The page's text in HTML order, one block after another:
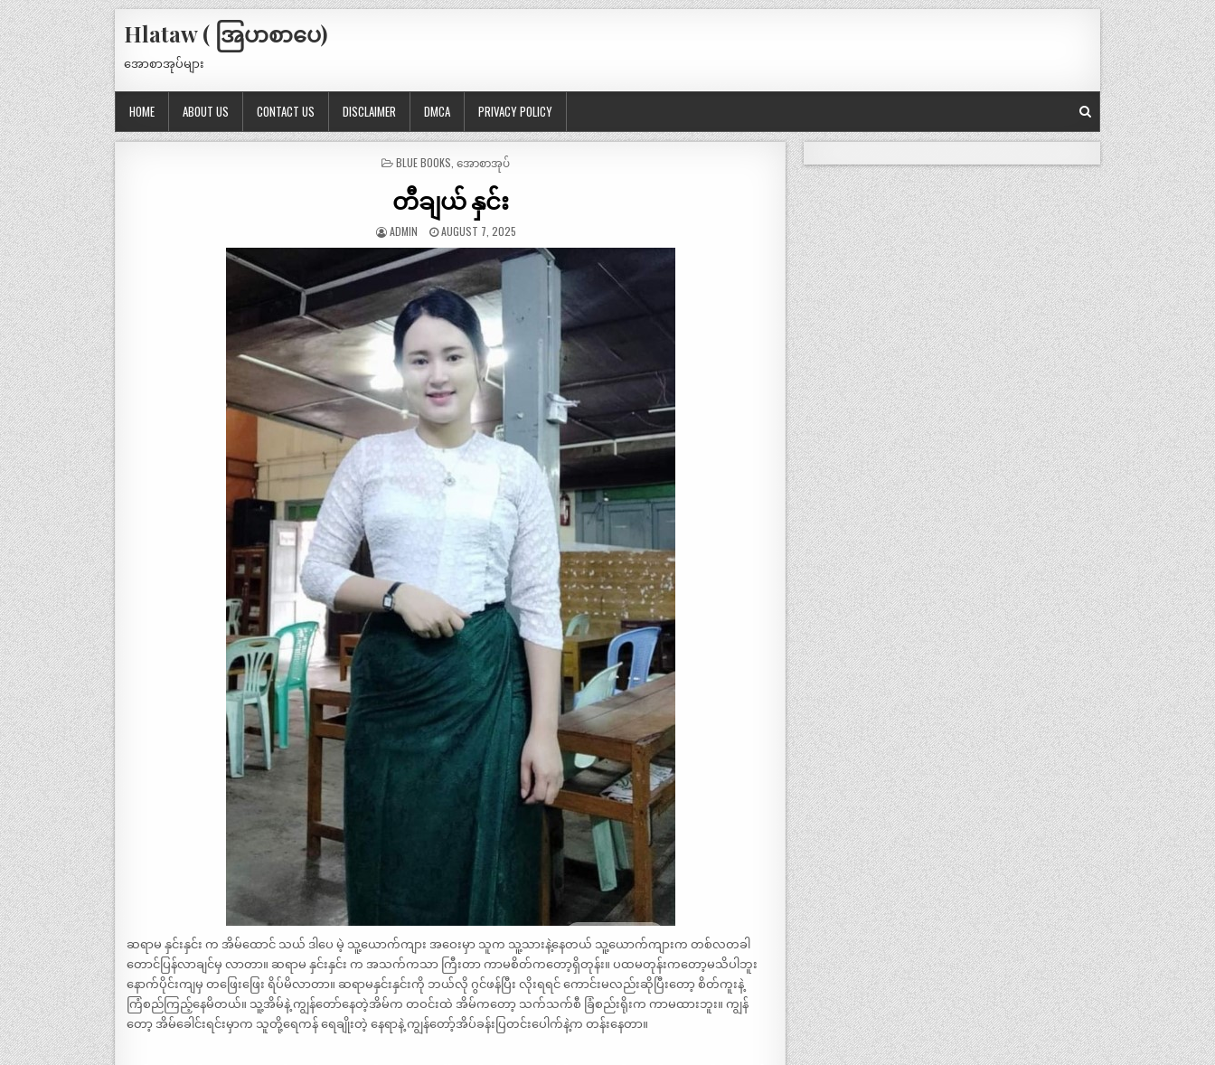
Hlataw ( အြပာစာပေ)
အောစာအုပ်များ
HOME ABOUT US CONTACT US DISCLAIMER DMCA PRIVACY POLICY
POSTED
BLUE BOOKS ,အောစာအုပ်
တီချယ် နှင်း
ADMIN AUGUST 7, 2025
ဆရာမ နှင်းနှင်း က အိမ်ထောင် သယ် ဒါပေ မဲ့ သူ့ယောက်ကျား အဝေးမှာ သူက သူ့သားနဲ့နေတယ် သူ့ယောက်ကျားက တစ်လတခါ
တောင်ပြန်လာချင်မှ လာတာ။ ဆရာမ နှင်းနှင်း က အသက်ကသာ ကြီးတာ ကာမစိတ်ကတော့ရှိတုန်း။ ပထမတုန်းကတော့မသိပါဘူး
နောက်ပိုင်းကျမှ တဖြေးဖြေး ရိပ်မိလာတာ။ ဆရာမနှင်းနှင်းကို ဘယ်လို ဂွင်ဖန်ပြီး လိုးရရင် ကောင်းမလည်းဆိုပြီးတော့ စိတ်ကူးနဲ့
ကြံစည်ကြည့်နေမိတယ်။ သူ့အိမ်နဲ့ ကျွန်တော်နေတဲ့အိမ်က တဝင်းထဲ အိမ်ကတော့ သက်သက်စီ ခြံစည်းရိုးက ကာမထားဘူး။ ကျွန်
တော့ အိမ်ခေါင်းရင်းမှာက သူတို့ရေကန် ရေချိုးတဲ့ နေရာနဲ့ ကျွန်တော့်အိပ်ခန်းပြတင်းပေါက်နဲ့က တန်းနေတာ။